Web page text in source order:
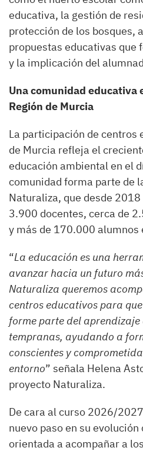
educativa, la gestión de
protección de los bosques,
propuestas educativas que
y la implicación del
Una comunidad educativa
Región de Murcia
La participación de centros
de Murcia refleja el
educación ambiental en el
comunidad forma parte de
Naturaliza, que desde
3.900 docentes, cerca de
y más de 170.000 alumnos
“La educación es una
avanzar hacia un futuro
Naturaliza queremos
centros educativos para
forme parte del aprendizaje
tempranas, ayudando a
conscientes y
entorno” señala Helena
proyecto Naturaliza.
De cara al curso 2026/
nuevo paso en su
orientada a acompañar a